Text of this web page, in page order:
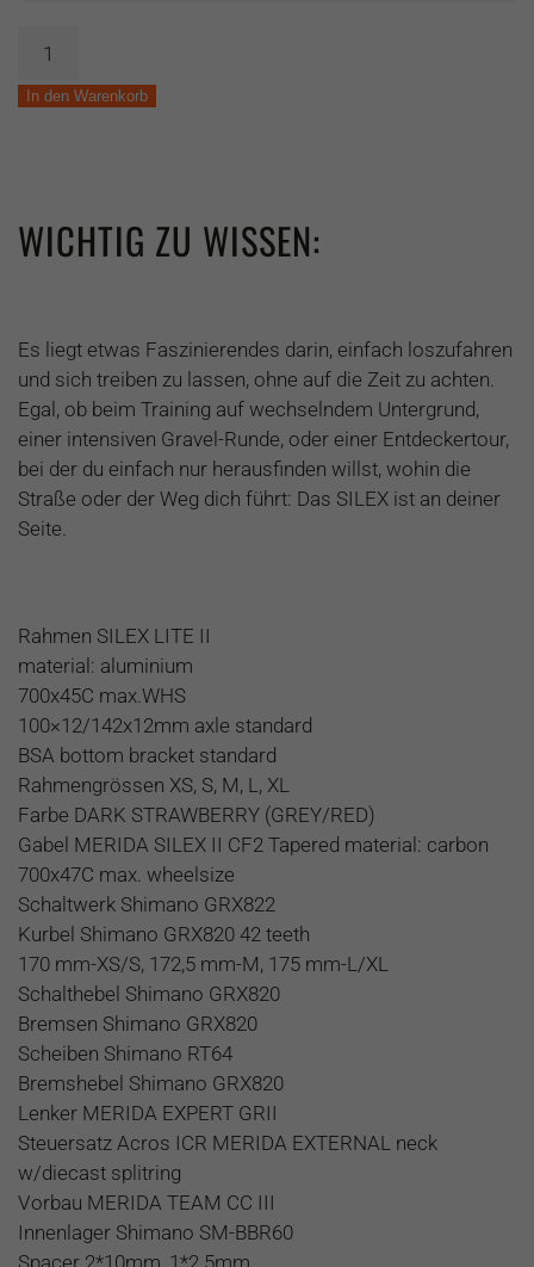
700
In den Warenkorb
WICHTIG ZU WISSEN:
Es liegt etwas Faszinierendes darin, einfach loszufahren
und sich treiben zu lassen, ohne auf die Zeit zu achten.
Egal, ob beim Training auf wechselndem Untergrund,
einer intensiven Gravel-Runde, oder einer Entdeckertour,
bei der du einfach nur herausfinden willst, wohin die
Straße oder der Weg dich führt: Das SILEX ist an deiner
Seite.
Rahmen SILEX LITE II
material: aluminium
700x45C max.WHS
100×12/142x12mm axle standard
BSA bottom bracket standard
Rahmengrössen XS, S, M, L, XL
Farbe DARK STRAWBERRY (GREY/RED)
Gabel MERIDA SILEX II CF2 Tapered material: carbon
700x47C max. wheelsize
Schaltwerk Shimano GRX822
Kurbel Shimano GRX820 42 teeth
170 mm-XS/S, 172,5 mm-M, 175 mm-L/XL
Schalthebel Shimano GRX820
Bremsen Shimano GRX820
Scheiben Shimano RT64
Bremshebel Shimano GRX820
Lenker MERIDA EXPERT GRII
Steuersatz Acros ICR MERIDA EXTERNAL neck
w/diecast splitring
Vorbau MERIDA TEAM CC III
Innenlager Shimano SM-BBR60